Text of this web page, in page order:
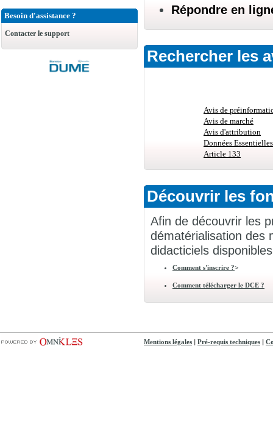
Besoin d'assistance ?
Contacter le support
Répondre en
Rechercher les
Avis de
Avis de marché
Avis d'attribution
Données Essentielles
Article 133
Découvrir les
Afin de découvrir les
dématérialisation des
didacticiels
Comment s'inscrire ?>
Comment télécharger le DCE ?
Mentions légales Pré-requis techniques